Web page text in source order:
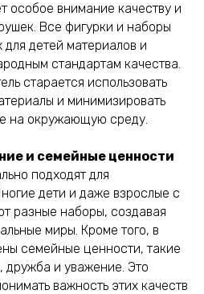
особое внимание качеству и
Все фигурки и наборы
детей материалов и
стандартам качества.
старается использовать
и минимизировать
на окружающую среду.
и семейные ценности
подходят для
дети и даже взрослые с
разные наборы, создавая
миры. Кроме того, в
семейные ценности, такие
дружба и уважение. Это
важность этих качеств